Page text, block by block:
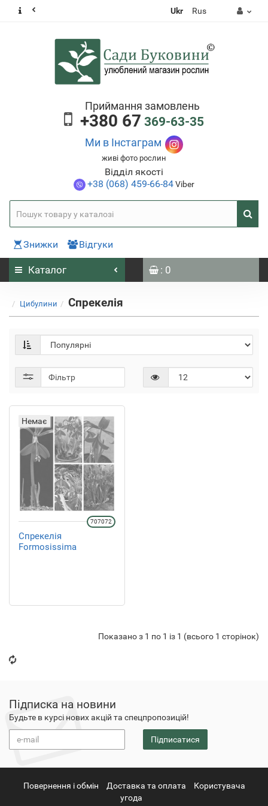
Ukr Rus
Приймання замовлень
+380 67 369-63-35
Ми в Інстаграм
живі фото рослин
Відділ якості
+38 (068) 459-66-84Viber
Знижки Відгуки
Каталог : 0
Цибулини Спрекелія
Фільтр
Немає
Спрекелія
Formosissima
707072
Показано з 1 по 1 із 1 (всього 1 сторінок)
Підписка на новини
Будьте в курсі нових акцій та спецпропозицій!
Підписатися
Повернення i обмін Доставка та оплата
Користувача
угода